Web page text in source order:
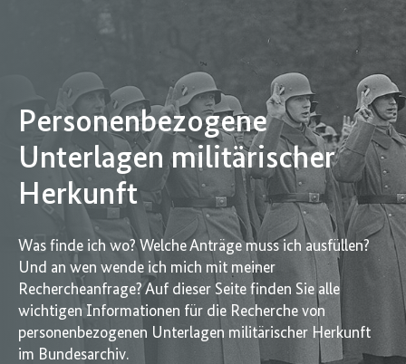
Personenbezogene
Unterlagen militärischer
Herkunft
Was finde ich wo? Welche Anträge muss ich ausfüllen?
Und an wen wende ich mich mit meiner
Rechercheanfrage? Auf dieser Seite finden Sie alle
wichtigen Informationen für die Recherche von
personenbezogenen Unterlagen militärischer Herkunft
im Bundesarchiv.